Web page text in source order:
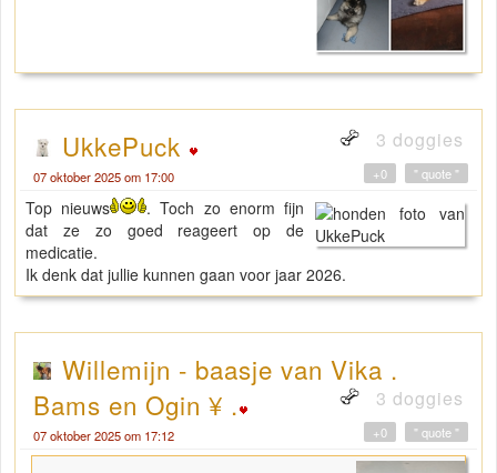
UkkePuck 3 doggies
07 oktober 2025 om 17:00 " quote "
+0
Top nieuws
. Toch zo enorm fijn
dat ze zo goed reageert op de
medicatie.
Ik denk dat jullie kunnen gaan voor jaar 2026.
Willemijn - baasje van Vika .
Bams en Ogin ¥ .
3 doggies
07 oktober 2025 om 17:12 " quote "
+0